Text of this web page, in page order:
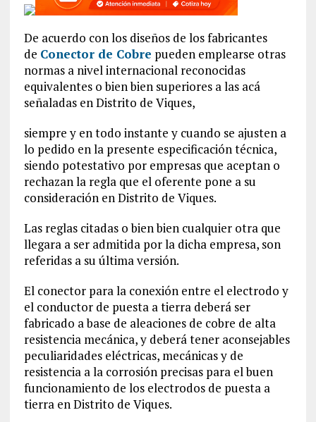
De acuerdo con los diseños de los fabricantes
de Conector de Cobre pueden emplearse otras
normas a nivel internacional reconocidas
equivalentes o bien bien superiores a las acá
señaladas en Distrito de Viques,
siempre y en todo instante y cuando se ajusten a
lo pedido en la presente especificación técnica,
siendo potestativo por empresas que aceptan o
rechazan la regla que el oferente pone a su
consideración en Distrito de Viques.
Las reglas citadas o bien bien cualquier otra que
llegara a ser admitida por la dicha empresa, son
referidas a su última versión.
El conector para la conexión entre el electrodo y
el conductor de puesta a tierra deberá ser
fabricado a base de aleaciones de cobre de alta
resistencia mecánica, y deberá tener aconsejables
peculiaridades eléctricas, mecánicas y de
resistencia a la corrosión precisas para el buen
funcionamiento de los electrodos de puesta a
tierra en Distrito de Viques.